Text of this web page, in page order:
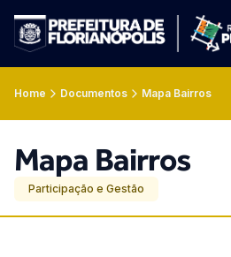
Home Documentos Mapa Bairros
Mapa Bairros
Participação e Gestão